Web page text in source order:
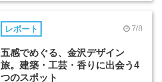
レポート 7/8
五感でめぐる、金沢デザイン
旅。建築・工芸・香りに出会う4
つのスポット